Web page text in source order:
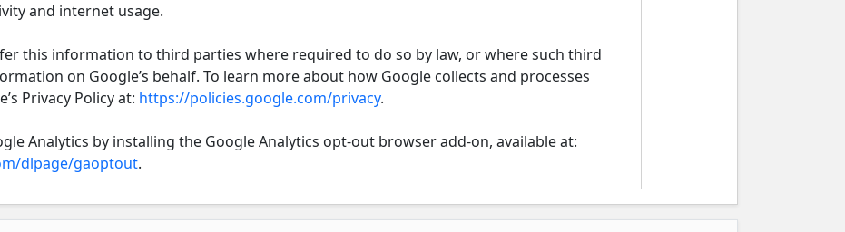
and internet usage.
this information to third parties where required to do so by law, or where such third
on Google’s behalf. To learn more about how Google collects and processes
Privacy Policy at: https://policies.google.com/privacy.
Analytics by installing the Google Analytics opt-out browser add-on, available at:
dlpage/gaoptout.